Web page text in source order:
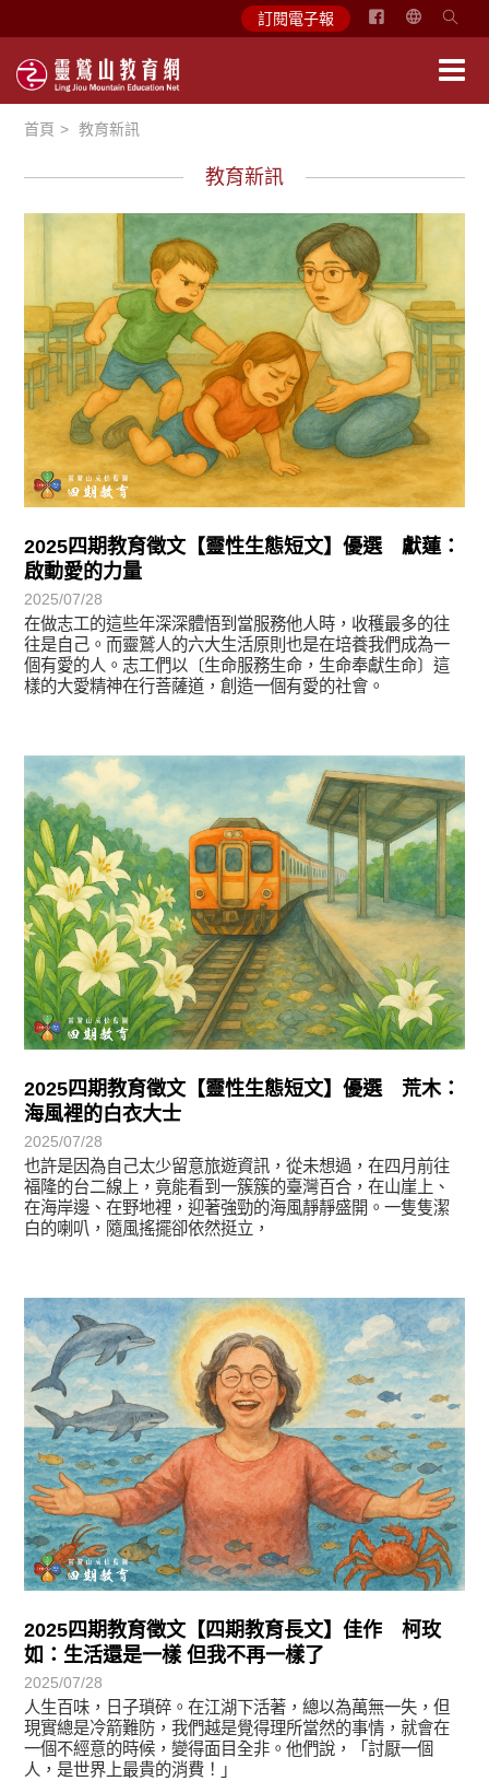
訂閱電子報
简
首頁 教育新訊
教育新訊
2025四期教育徵文【靈性生態短文】優選 獻蓮：
啟動愛的力量
2025/07/28
在做志工的這些年深深體悟到當服務他人時，收穫最多的往
往是自己。而靈鷲人的六大生活原則也是在培養我們成為一
個有愛的人。志工們以〔生命服務生命，生命奉獻生命〕這
樣的大愛精神在行菩薩道，創造一個有愛的社會。
2025四期教育徵文【靈性生態短文】優選 荒木：
海風裡的白衣大士
2025/07/28
也許是因為自己太少留意旅遊資訊，從未想過，在四月前往
福隆的台二線上，竟能看到一簇簇的臺灣百合，在山崖上、
在海岸邊、在野地裡，迎著強勁的海風靜靜盛開。一隻隻潔
白的喇叭，隨風搖擺卻依然挺立，
徵文賞析
2025四期教育徵文【四期教育長文】佳作 柯玫
如：生活還是一樣 但我不再一樣了
2025/07/28
人生百味，日子瑣碎。在江湖下活著，總以為萬無一失，但
現實總是冷箭難防，我們越是覺得理所當然的事情，就會在
一個不經意的時候，變得面目全非。他們說，「討厭一個
人，是世界上最貴的消費！」
徵文賞析